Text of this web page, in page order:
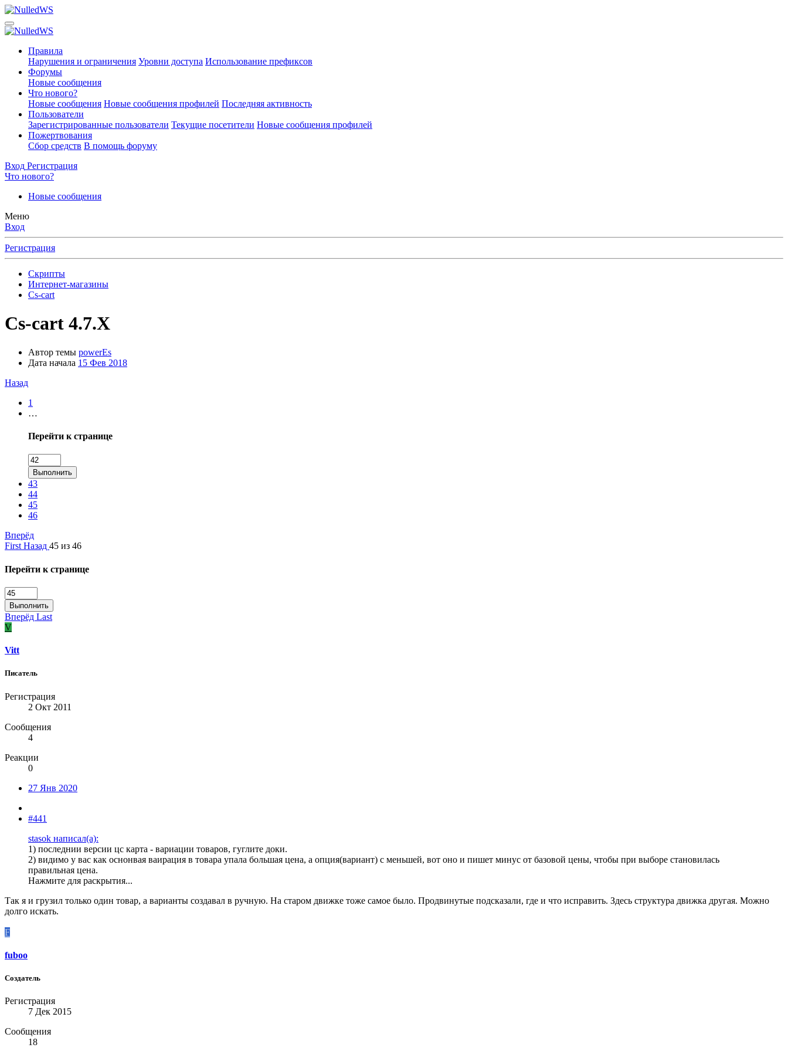
Правила
Нарушения и ограничения Уровни доступа Использование префиксов
Форумы
Новые сообщения
Что нового?
Новые сообщения Новые сообщения профилей Последняя активность
Пользователи
Зарегистрированные пользователи Текущие посетители Новые сообщения профилей
Пожертвования
Сбор средств В помощь форуму
Вход Регистрация
Что нового?
Новые сообщения
Меню
Вход
Регистрация
Скрипты
Интернет-магазины
Cs-cart
Cs-cart 4.7.Х
Автор темы powerEs
Дата начала 15 Фев 2018
Назад
1
…
Перейти к странице
Выполнить
43
44
45
46
Вперёд
First Назад 45 из 46
Перейти к странице
Выполнить
Вперёд Last
V
Vitt
Писатель
Регистрация
2 Окт 2011
Сообщения
4
Реакции
0
27 Янв 2020
#441
stasok написал(а):
1) последнии версии цс карта - вариации товаров, гуглите доки.
2) видимо у вас как оснонвая ваирация в товара упала большая цена, а опция(вариант) с меньшей, вот оно и пишет минус от базовой цены, чтобы при выборе становилась
правильная цена.
Нажмите для раскрытия...
Так я и грузил только один товар, а варианты создавал в ручную. На старом движке тоже самое было. Продвинутые подсказали, где и что исправить. Здесь структура движка другая. Можно
долго искать.
F
fuboo
Создатель
Регистрация
7 Дек 2015
Сообщения
18